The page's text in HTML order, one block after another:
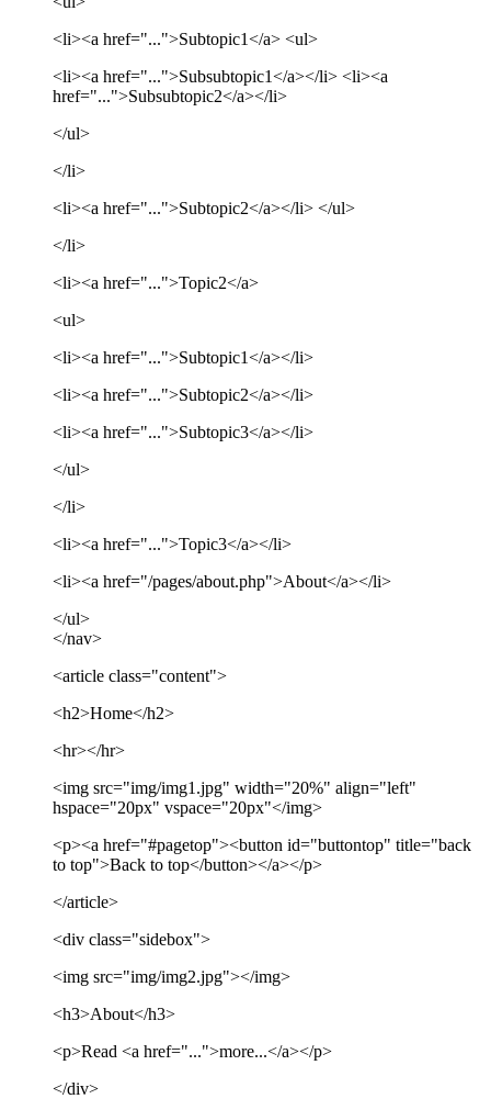
<li><a href="...">Subtopic1</a> <ul>
<li><a href="...">Subsubtopic1</a></li> <li><a
href="...">Subsubtopic2</a></li>
</ul>
</li>
<li><a href="...">Subtopic2</a></li> </ul>
</li>
<li><a href="...">Topic2</a>
<ul>
<li><a href="...">Subtopic1</a></li>
<li><a href="...">Subtopic2</a></li>
<li><a href="...">Subtopic3</a></li>
</ul>
</li>
<li><a href="...">Topic3</a></li>
<li><a href="/pages/about.php">About</a></li>
</ul>
</nav>
<article class="content">
<h2>Home</h2>
<hr></hr>
<img src="img/img1.jpg" width="20%" align="left"
hspace="20px" vspace="20px"</img>
<p><a href="#pagetop"><button id="buttontop" title="back
to top">Back to top</button></a></p>
</article>
<div class="sidebox">
<img src="img/img2.jpg"></img>
<h3>About</h3>
<p>Read <a href="...">more...</a></p>
</div>